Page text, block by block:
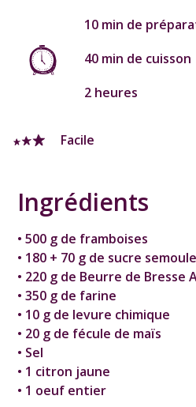
10 min de
40 min de cuisson
2 heures
Facile
Ingrédients
• 500 g de framboises
• 180 + 70 g de sucre semoule
• 220 g de Beurre de Bresse
• 350 g de farine
• 10 g de levure chimique
• 20 g de fécule de maïs
• Sel
• 1 citron jaune
• 1 oeuf entier